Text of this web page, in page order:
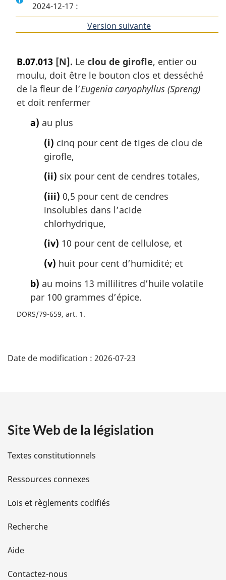
2024-12-17 :
Version suivante
B.07.013 [N]. Le clou de girofle, entier ou
moulu, doit être le bouton clos et desséché
de la fleur de l’Eugenia caryophyllus (Spreng)
et doit renfermer
a) au plus
(i) cinq pour cent de tiges de clou de
girofle,
(ii) six pour cent de cendres totales,
(iii) 0,5 pour cent de cendres
insolubles dans l’acide
chlorhydrique,
(iv) 10 pour cent de cellulose, et
(v) huit pour cent d’humidité; et
b) au moins 13 millilitres d’huile volatile
par 100 grammes d’épice.
DORS/79-659, art. 1
é
i
l
s
d
e
l
Date de modification : 2026-07-23
Site Web de la législation
Textes constitutionnels
Ressources connexes
Lois et règlements codifiés
Recherche
Aide
Contactez-nous